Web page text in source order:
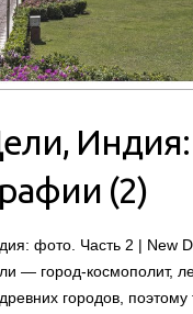
Индия:
(2)
фото. Часть 2 | New
— город-космополит,
городов, поэтому